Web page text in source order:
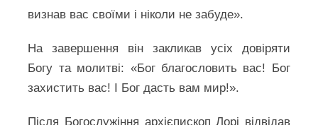
визнав вас своїми і ніколи не забуде».
На завершення він закликав усіх довіряти
Богу та молитві: «Бог благословить вас! Бог
захистить вас! І Бог дасть вам мир!».
Після Богослужіння архієпископ Лорі відвідав